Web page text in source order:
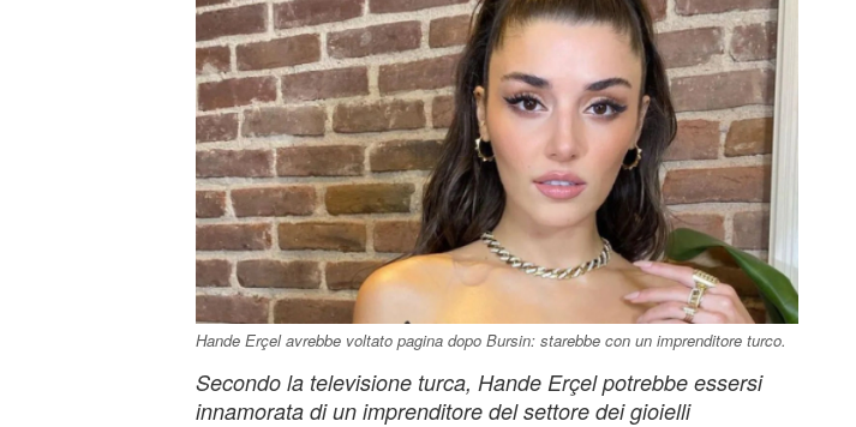
Hande Erçel avrebbe voltato pagina dopo Bursin: starebbe con un imprenditore turco.
Secondo la televisione turca, Hande Erçel potrebbe essersi
innamorata di un imprenditore del settore dei gioielli